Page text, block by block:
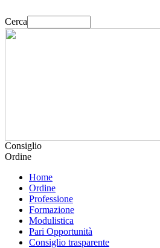
Cerca
Consiglio
Ordine
Home
Ordine
Professione
Formazione
Modulistica
Pari Opportunità
Consiglio trasparente